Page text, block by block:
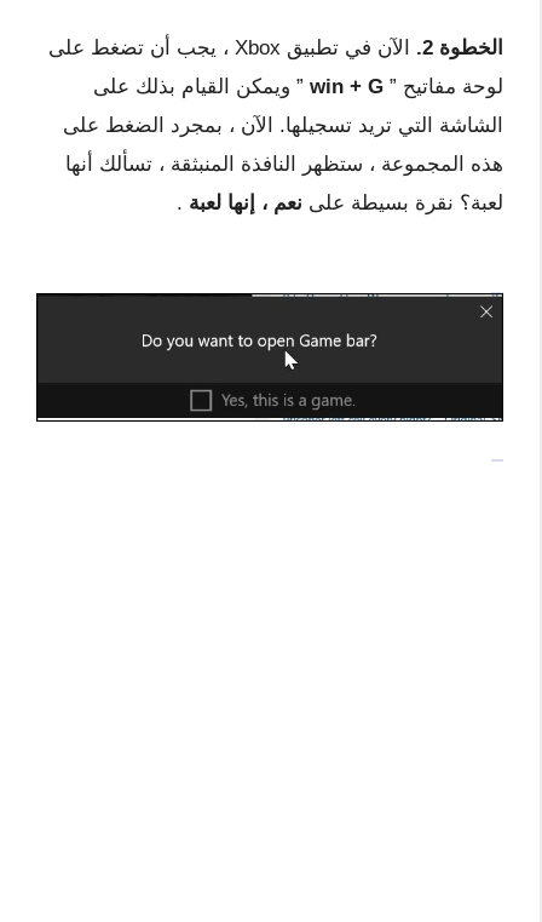
الخطوة 2.
الآن في تطبيق Xbox ، يجب أن تضغط على
لوحة مفاتيح ” win + G ” ويمكن القيام بذلك على
الشاشة التي تريد تسجيلها. الآن ، بمجرد الضغط على
هذه المجموعة ، ستظهر النافذة المنبثقة ، تسألك أنها
لعبة؟ نقرة بسيطة على نعم ، إنها لعبة .